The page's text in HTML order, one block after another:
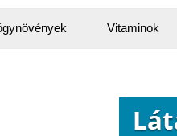
Vitaminok